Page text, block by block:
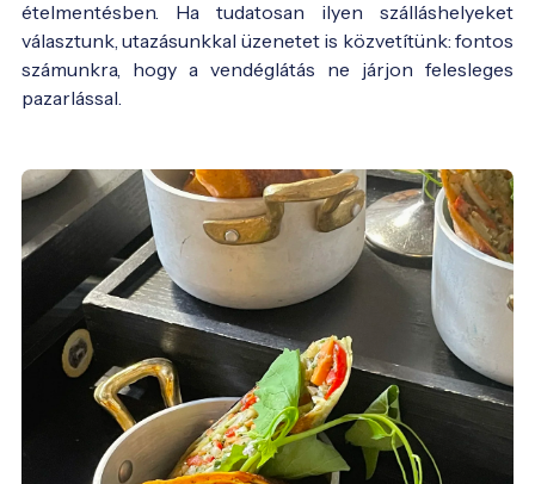
ételmentésben. Ha tudatosan ilyen szálláshelyeket
választunk, utazásunkkal üzenetet is közvetítünk: fontos
számunkra, hogy a vendéglátás ne járjon felesleges
pazarlással.